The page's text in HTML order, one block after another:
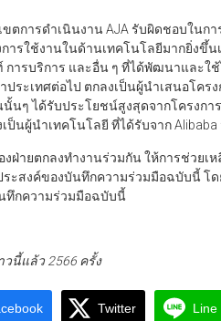
ขตการดำเนินงาน AJA รับผิดชอบใน
ารใช้งานในด้านเทคโนโลยีมากยิ่งขึ้
ารบริการ และอื่น ๆ ที่ได้พัฒนาและใช้
ระเทศต่อไป ตกลงเป็นผู้นำเสนอโคร
นๆ ได้รับประโยชน์สูงสุดจากโครงก
ป็นผู้นำเทคโนโลยี ที่ได้รับจาก
งฝ่ายตกลงทำงานร่วมกัน ให้การช่วย
ระสงค์ของบันทึกความร่วมมือฉบับนี้ โ
ทึกความร่วมมือฉบับนี้
นี้แล้ว 2566 ครั้ง
Twitter Line